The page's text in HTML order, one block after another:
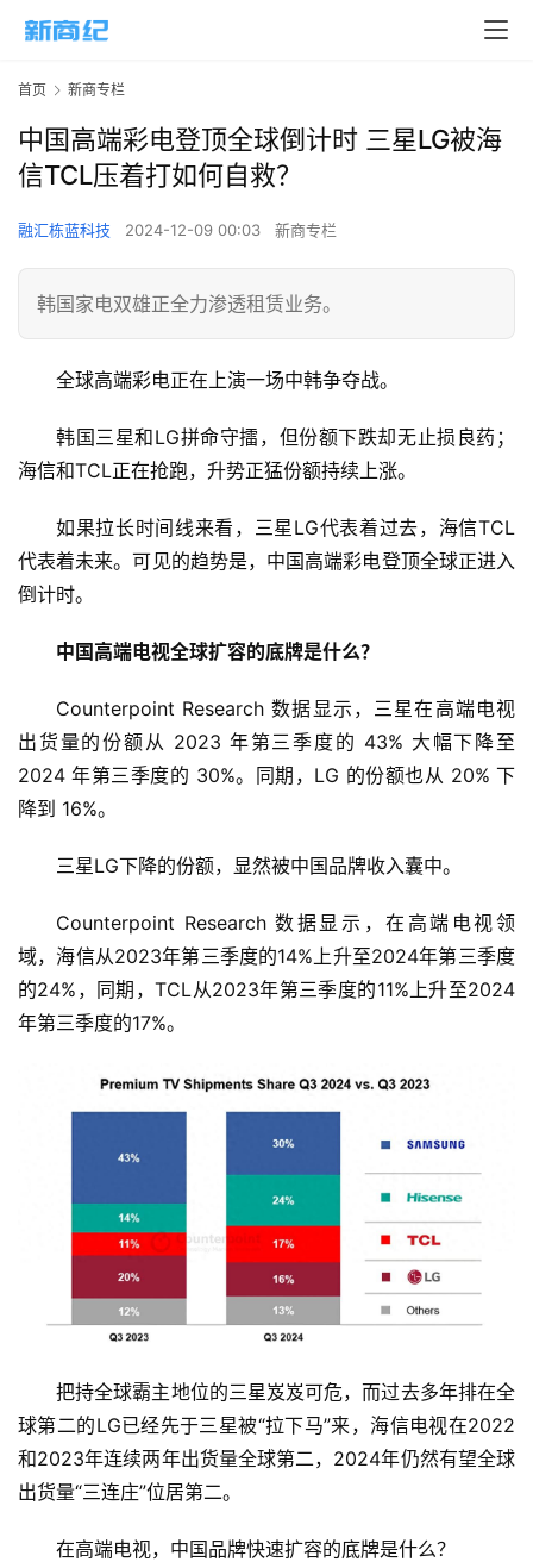
首页 新商专栏
中国高端彩电登顶全球倒计时 三星LG被海
信TCL压着打如何自救？
融汇栋蓝科技 2024-12-09 00:03 新商专栏
韩国家电双雄正全力渗透租赁业务。
全球高端彩电正在上演一场中韩争夺战。
韩国三星和LG拼命守擂，但份额下跌却无止损良药；
海信和TCL正在抢跑，升势正猛份额持续上涨。
如果拉长时间线来看，三星LG代表着过去，海信TCL
代表着未来。可见的趋势是，中国高端彩电登顶全球正进入
倒计时。
中国高端电视全球扩容的底牌是什么？
Counterpoint Research 数据显示，三星在高端电视
出货量的份额从 2023 年第三季度的 43% 大幅下降至
2024 年第三季度的 30%。同期，LG 的份额也从 20% 下
降到 16%。
三星LG下降的份额，显然被中国品牌收入囊中。
Counterpoint Research 数据显示，在高端电视领
域，海信从2023年第三季度的14%上升至2024年第三季度
的24%，同期，TCL从2023年第三季度的11%上升至2024
年第三季度的17%。
把持全球霸主地位的三星岌岌可危，而过去多年排在全
球第二的LG已经先于三星被“拉下马”来，海信电视在2022
和2023年连续两年出货量全球第二，2024年仍然有望全球
出货量“三连庄”位居第二。
在高端电视，中国品牌快速扩容的底牌是什么？